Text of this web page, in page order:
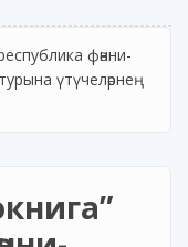
фәнни-
үтүчеләрнең